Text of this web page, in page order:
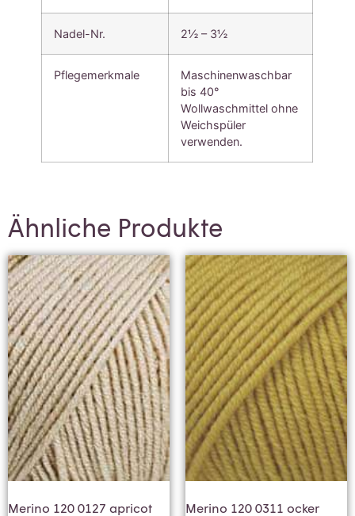
Nadel-Nr. 2½ – 3½
Pflegemerkmale
Maschinenwaschbar
bis 40°
Wollwaschmittel ohne
Weichspüler
verwenden.
Ähnliche Produkte
Merino 120 0127 apricot Merino 120 0311 ocker